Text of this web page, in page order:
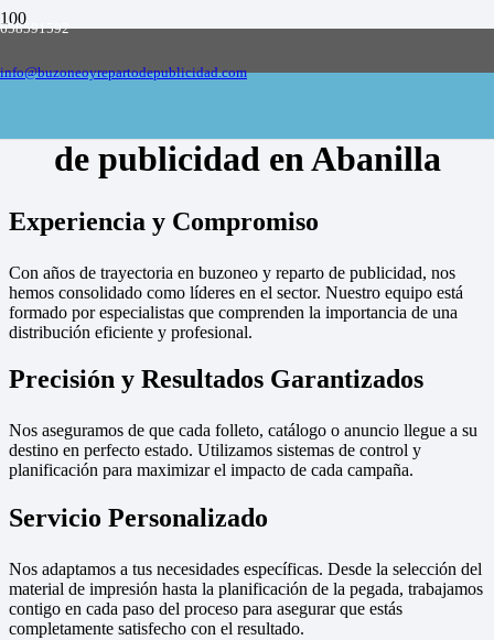
658591592
info@buzoneoyrepartodepublicidad.com
Empresa de buzoneo y reparto de publicidad
de publicidad en Abanilla
Experiencia y Compromiso
Con años de trayectoria en buzoneo y reparto de publicidad, nos
hemos consolidado como líderes en el sector. Nuestro equipo está
formado por especialistas que comprenden la importancia de una
distribución eficiente y profesional.
Precisión y Resultados Garantizados
Nos aseguramos de que cada folleto, catálogo o anuncio llegue a su
destino en perfecto estado. Utilizamos sistemas de control y
planificación para maximizar el impacto de cada campaña.
Servicio Personalizado
Nos adaptamos a tus necesidades específicas. Desde la selección del
material de impresión hasta la planificación de la pegada, trabajamos
contigo en cada paso del proceso para asegurar que estás
completamente satisfecho con el resultado.